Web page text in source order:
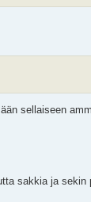
sellaiseen
sakkia ja sekin